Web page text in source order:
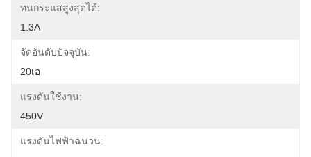
ทนกระแสสูงสุดได้:
1.3A
จัดอันดับปัจจุบัน:
20เอ
แรงดันใช้งาน:
450V
แรงดันไฟฟ้าฉนวน: